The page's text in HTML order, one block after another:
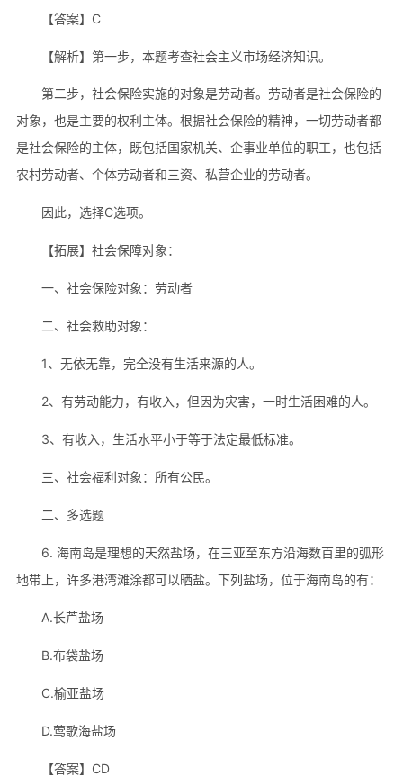
【答案】C
【解析】第一步，本题考查社会主义市场经济知识。
第二步，社会保险实施的对象是劳动者。劳动者是社会保险的
对象，也是主要的权利主体。根据社会保险的精神，一切劳动者都
是社会保险的主体，既包括国家机关、企事业单位的职工，也包括
农村劳动者、个体劳动者和三资、私营企业的劳动者。
因此，选择C选项。
【拓展】社会保障对象：
一、社会保险对象：劳动者
二、社会救助对象：
1、无依无靠，完全没有生活来源的人。
2、有劳动能力，有收入，但因为灾害，一时生活困难的人。
3、有收入，生活水平小于等于法定最低标准。
三、社会福利对象：所有公民。
二、多选题
6. 海南岛是理想的天然盐场，在三亚至东方沿海数百里的弧形
地带上，许多港湾滩涂都可以晒盐。下列盐场，位于海南岛的有：
A.长芦盐场
B.布袋盐场
C.榆亚盐场
D.莺歌海盐场
【答案】CD